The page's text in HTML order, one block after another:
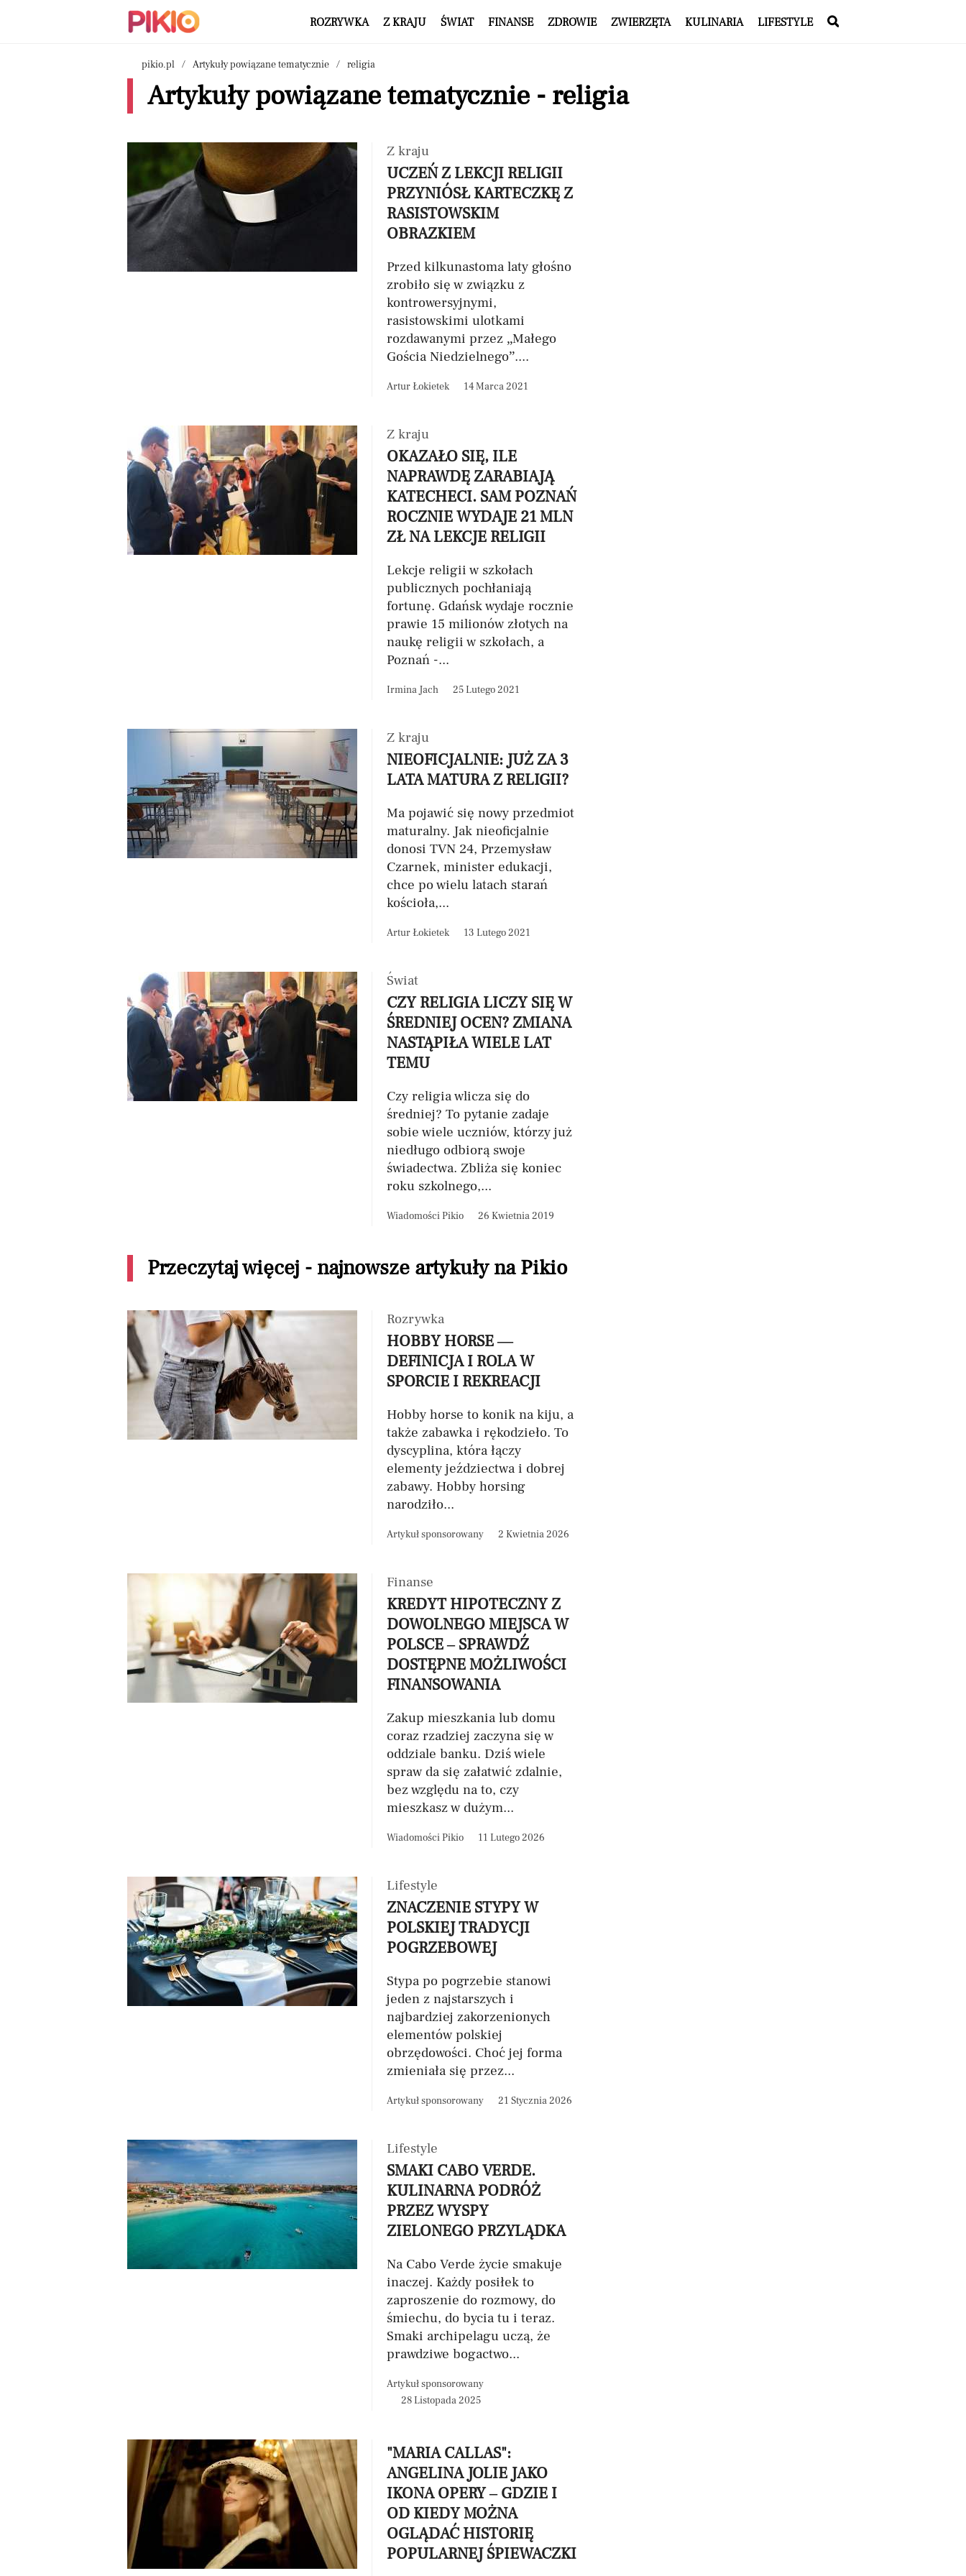
ROZRYWKA Z KRAJU ŚWIAT FINANSE ZDROWIE ZWIERZĘTA KULINARIA LIFESTYLE
pikio.pl Artykuły powiązane tematycznie religia
Artykuły powiązane tematycznie - religia
Z kraju
UCZEŃ Z LEKCJI RELIGII
PRZYNIÓSŁ KARTECZKĘ Z
RASISTOWSKIM
OBRAZKIEM
Przed kilkunastoma laty głośno
zrobiło się w związku z
kontrowersyjnymi,
rasistowskimi ulotkami
rozdawanymi przez „Małego
Gościa Niedzielnego”....
Artur Łokietek 14 Marca 2021
Z kraju
OKAZAŁO SIĘ, ILE
NAPRAWDĘ ZARABIAJĄ
KATECHECI. SAM POZNAŃ
ROCZNIE WYDAJE 21 MLN
ZŁ NA LEKCJE RELIGII
Lekcje religii w szkołach
publicznych pochłaniają
fortunę. Gdańsk wydaje rocznie
prawie 15 milionów złotych na
naukę religii w szkołach, a
Poznań -...
Irmina Jach 25 Lutego 2021
Z kraju
NIEOFICJALNIE: JUŻ ZA 3
LATA MATURA Z RELIGII?
Ma pojawić się nowy przedmiot
maturalny. Jak nieoficjalnie
donosi TVN 24, Przemysław
Czarnek, minister edukacji,
chce po wielu latach starań
kościoła,...
Artur Łokietek 13 Lutego 2021
Świat
CZY RELIGIA LICZY SIĘ W
ŚREDNIEJ OCEN? ZMIANA
NASTĄPIŁA WIELE LAT
TEMU
Czy religia wlicza się do
średniej? To pytanie zadaje
sobie wiele uczniów, którzy już
niedługo odbiorą swoje
świadectwa. Zbliża się koniec
roku szkolnego,...
Wiadomości Pikio 26 Kwietnia 2019
Przeczytaj więcej - najnowsze artykuły na Pikio
Rozrywka
HOBBY HORSE —
DEFINICJA I ROLA W
SPORCIE I REKREACJI
Hobby horse to konik na kiju, a
także zabawka i rękodzieło. To
dyscyplina, która łączy
elementy jeździectwa i dobrej
zabawy. Hobby horsing
narodziło...
Artykuł sponsorowany 2 Kwietnia 2026
Finanse
KREDYT HIPOTECZNY Z
DOWOLNEGO MIEJSCA W
POLSCE – SPRAWDŹ
DOSTĘPNE MOŻLIWOŚCI
FINANSOWANIA
Zakup mieszkania lub domu
coraz rzadziej zaczyna się w
oddziale banku. Dziś wiele
spraw da się załatwić zdalnie,
bez względu na to, czy
mieszkasz w dużym...
Wiadomości Pikio 11 Lutego 2026
Lifestyle
ZNACZENIE STYPY W
POLSKIEJ TRADYCJI
POGRZEBOWEJ
Stypa po pogrzebie stanowi
jeden z najstarszych i
najbardziej zakorzenionych
elementów polskiej
obrzędowości. Choć jej forma
zmieniała się przez...
Artykuł sponsorowany 21 Stycznia 2026
Lifestyle
SMAKI CABO VERDE.
KULINARNA PODRÓŻ
PRZEZ WYSPY
ZIELONEGO PRZYLĄDKA
Na Cabo Verde życie smakuje
inaczej. Każdy posiłek to
zaproszenie do rozmowy, do
śmiechu, do bycia tu i teraz.
Smaki archipelagu uczą, że
prawdziwe bogactwo...
Artykuł sponsorowany
28 Listopada 2025
"MARIA CALLAS":
ANGELINA JOLIE JAKO
IKONA OPERY – GDZIE I
OD KIEDY MOŻNA
OGLĄDAĆ HISTORIĘ
POPULARNEJ ŚPIEWACZKI